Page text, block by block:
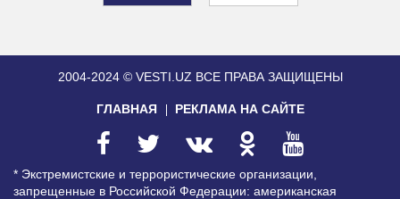
2004-2024 © VESTI.UZ ВСЕ ПРАВА ЗАЩИЩЕНЫ
ГЛАВНАЯ РЕКЛАМА НА САЙТЕ
* Экстремистские и террористические организации,
запрещенные в Российской Федерации: американская